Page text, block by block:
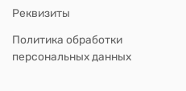
Реквизиты
Политика обработки
персональных данных